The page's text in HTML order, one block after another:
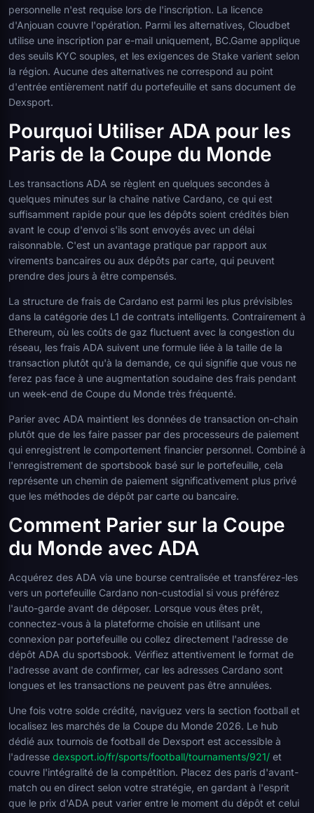
personnelle n'est requise lors de l'inscription. La licence
d'Anjouan couvre l'opération. Parmi les alternatives, Cloudbet
utilise une inscription par e-mail uniquement, BC.Game applique
des seuils KYC souples, et les exigences de Stake varient selon
la région. Aucune des alternatives ne correspond au point
d'entrée entièrement natif du portefeuille et sans document de
Dexsport.
Pourquoi Utiliser ADA pour les
Paris de la Coupe du Monde
Les transactions ADA se règlent en quelques secondes à
quelques minutes sur la chaîne native Cardano, ce qui est
suffisamment rapide pour que les dépôts soient crédités bien
avant le coup d'envoi s'ils sont envoyés avec un délai
raisonnable. C'est un avantage pratique par rapport aux
virements bancaires ou aux dépôts par carte, qui peuvent
prendre des jours à être compensés.
La structure de frais de Cardano est parmi les plus prévisibles
dans la catégorie des L1 de contrats intelligents. Contrairement à
Ethereum, où les coûts de gaz fluctuent avec la congestion du
réseau, les frais ADA suivent une formule liée à la taille de la
transaction plutôt qu'à la demande, ce qui signifie que vous ne
ferez pas face à une augmentation soudaine des frais pendant
un week-end de Coupe du Monde très fréquenté.
Parier avec ADA maintient les données de transaction on-chain
plutôt que de les faire passer par des processeurs de paiement
qui enregistrent le comportement financier personnel. Combiné à
l'enregistrement de sportsbook basé sur le portefeuille, cela
représente un chemin de paiement significativement plus privé
que les méthodes de dépôt par carte ou bancaire.
Comment Parier sur la Coupe
du Monde avec ADA
Acquérez des ADA via une bourse centralisée et transférez-les
vers un portefeuille Cardano non-custodial si vous préférez
l'auto-garde avant de déposer. Lorsque vous êtes prêt,
connectez-vous à la plateforme choisie en utilisant une
connexion par portefeuille ou collez directement l'adresse de
dépôt ADA du sportsbook. Vérifiez attentivement le format de
l'adresse avant de confirmer, car les adresses Cardano sont
longues et les transactions ne peuvent pas être annulées.
Une fois votre solde crédité, naviguez vers la section football et
localisez les marchés de la Coupe du Monde 2026. Le hub
dédié aux tournois de football de Dexsport est accessible à
l'adresse dexsport.io/fr/sports/football/tournaments/921/ et
couvre l'intégralité de la compétition. Placez des paris d'avant-
match ou en direct selon votre stratégie, en gardant à l'esprit
que le prix d'ADA peut varier entre le moment du dépôt et celui